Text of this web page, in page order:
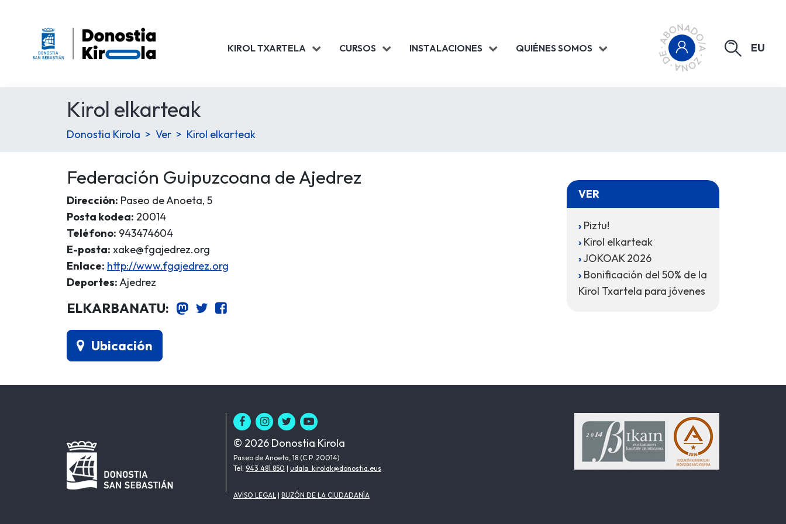
KIROL TXARTELA CURSOS INSTALACIONES QUIÉNES SOMOS EU
Kirol elkarteak
Donostia Kirola Ver Kirol elkarteak
Federación Guipuzcoana de Ajedrez
Dirección: Paseo de Anoeta, 5
Posta kodea: 20014
Teléfono: 943474604
E-posta: xake@fgajedrez.org
Enlace: http://www.fgajedrez.org
Deportes:Ajedrez
ELKARBANATU:
Ubicación
VER
Piztu!
Kirol elkarteak
JOKOAK 2026
Bonificación del 50% de la
Kirol Txartela para jóvenes
© 2026 Donostia Kirola
Paseo de Anoeta, 18 (C.P. 20014)
Tel: 943 481 850 | udala_kirolak@donostia.eus
AVISO LEGAL | BUZÓN DE LA CIUDADANÍA